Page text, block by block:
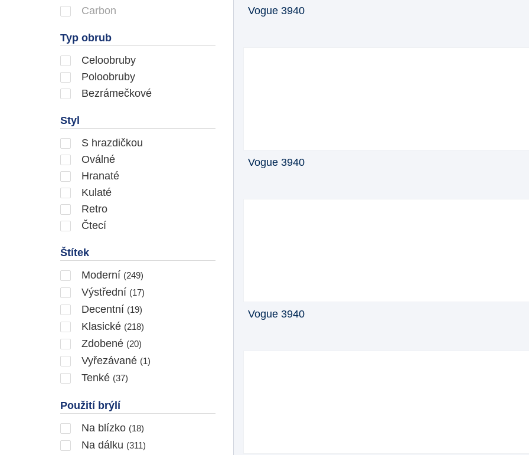
Carbon
Typ obrub
Celoobruby
Poloobruby
Bezrámečkové
Styl
S hrazdičkou
Oválné
Hranaté
Kulaté
Retro
Čtecí
Štítek
Moderní (249)
Výstřední (17)
Decentní (19)
Klasické (218)
Zdobené (20)
Vyřezávané (1)
Tenké (37)
Použití brýlí
Na blízko (18)
Na dálku (311)
Vogue 3940
Vogue 3940
Vogue 3940